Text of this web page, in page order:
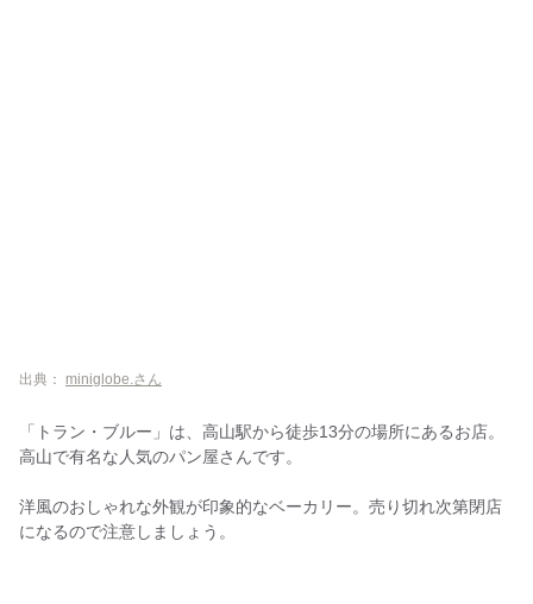
出典： miniglobe.さん
「トラン・ブルー」は、高山駅から徒歩13分の場所にあるお店。
高山で有名な人気のパン屋さんです。
洋風のおしゃれな外観が印象的なベーカリー。売り切れ次第閉店
になるので注意しましょう。